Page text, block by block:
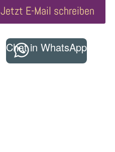
Jetzt E-Mail schreiben
Chat in WhatsApp